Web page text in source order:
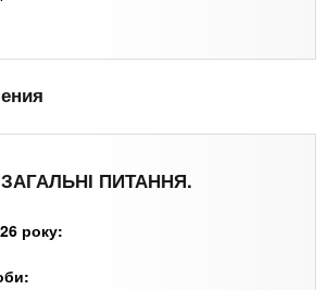
ПИТАННЯ.
року: